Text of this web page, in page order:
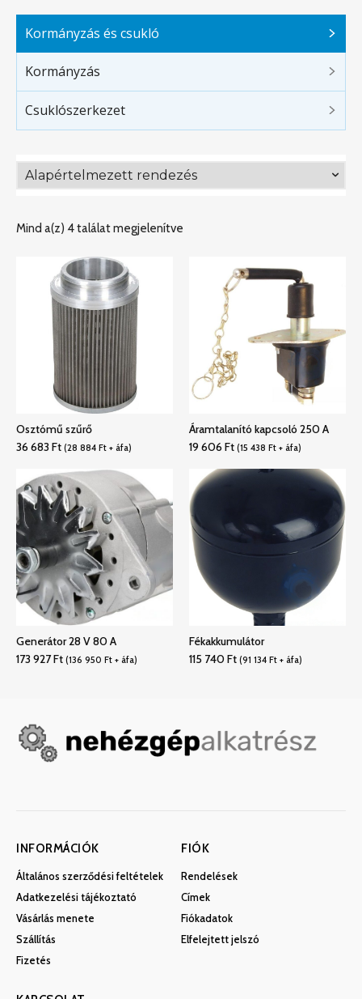
Kormányzás és csukló
Kormányzás
Csuklószerkezet
Mind a(z) 4 találat megjelenítve
Osztómű szűrő
36 683Ft (28 884 Ft + áfa)
Áramtalanító kapcsoló 250 A
19 606 Ft (15 438 Ft + áfa)
Generátor 28 V 80 A
173 927Ft (136 950 Ft + áfa)
Fékakkumulátor
115 740Ft (91 134 Ft + áfa)
INFORMÁCIÓK
Általános szerződési feltételek
Adatkezelési tájékoztató
Vásárlás menete
Szállítás
Fizetés
FIÓK
Rendelések
Címek
Fiókadatok
Elfelejtett jelszó